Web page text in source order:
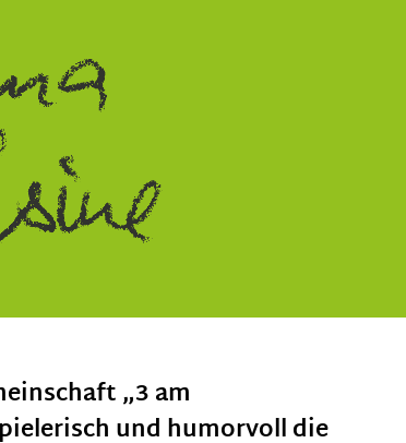
„3 am
und humorvoll die